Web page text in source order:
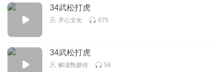
34武松打虎
齐心文化 675
34武松打虎
解读甄嬛传 56